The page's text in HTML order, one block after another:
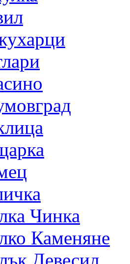
Чинка
Каменяне
Девесил